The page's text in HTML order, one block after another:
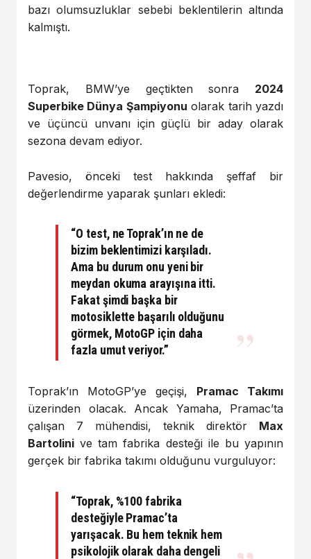
bazı olumsuzluklar sebebi beklentilerin altında
kalmıştı.
Toprak, BMW’ye geçtikten sonra 2024
Superbike Dünya Şampiyonu olarak tarih yazdı
ve üçüncü unvanı için güçlü bir aday olarak
sezona devam ediyor.
Pavesio, önceki test hakkında şeffaf bir
değerlendirme yaparak şunları ekledi:
“O test, ne Toprak’ın ne de
bizim beklentimizi karşıladı.
Ama bu durum onu yeni bir
meydan okuma arayışına itti.
Fakat şimdi başka bir
motosiklette başarılı olduğunu
görmek, MotoGP için daha
fazla umut veriyor.”
Toprak’ın MotoGP’ye geçişi, Pramac Takımı
üzerinden olacak. Ancak Yamaha, Pramac’ta
çalışan 7 mühendisi, teknik direktör Max
Bartolini ve tam fabrika desteği ile bu yapının
gerçek bir fabrika takımı olduğunu vurguluyor:
“Toprak, %100 fabrika
desteğiyle Pramac’ta
yarışacak. Bu hem teknik hem
psikolojik olarak daha dengeli